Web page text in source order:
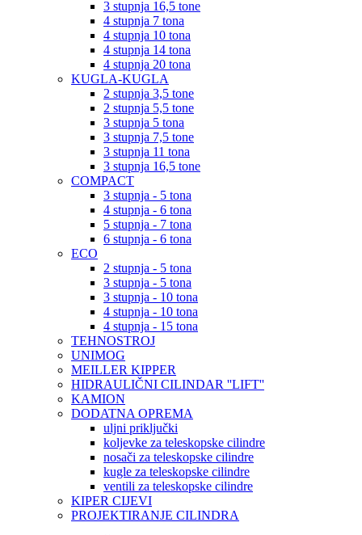
3 stupnja 16,5 tone
4 stupnja 7 tona
4 stupnja 10 tona
4 stupnja 14 tona
4 stupnja 20 tona
KUGLA-KUGLA
2 stupnja 3,5 tone
2 stupnja 5,5 tone
3 stupnja 5 tona
3 stupnja 7,5 tone
3 stupnja 11 tona
3 stupnja 16,5 tone
COMPACT
3 stupnja - 5 tona
4 stupnja - 6 tona
5 stupnja - 7 tona
6 stupnja - 6 tona
ECO
2 stupnja - 5 tona
3 stupnja - 5 tona
3 stupnja - 10 tona
4 stupnja - 10 tona
4 stupnja - 15 tona
TEHNOSTROJ
UNIMOG
MEILLER KIPPER
HIDRAULIČNI CILINDAR ''LIFT''
KAMION
DODATNA OPREMA
uljni priključki
koljevke za teleskopske cilindre
nosači za teleskopske cilindre
kugle za teleskopske cilindre
ventili za teleskopske cilindre
KIPER CIJEVI
PROJEKTIRANJE CILINDRA